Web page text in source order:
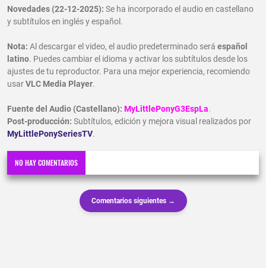
Novedades (22-12-2025): Se ha incorporado el audio en castellano
y subtítulos en inglés y español.
Nota: Al descargar el video, el audio predeterminado será español
latino. Puedes cambiar el idioma y activar los subtítulos desde los
ajustes de tu reproductor. Para una mejor experiencia, recomiendo
usarVLC Media Player.
Fuente del Audio (Castellano): MyLittlePonyG3EspLa.
Post-producción: Subtítulos, edición y mejora visual realizados por
MyLittlePonySeriesTV.
NO HAY COMENTARIOS
Comentarios siguientes →